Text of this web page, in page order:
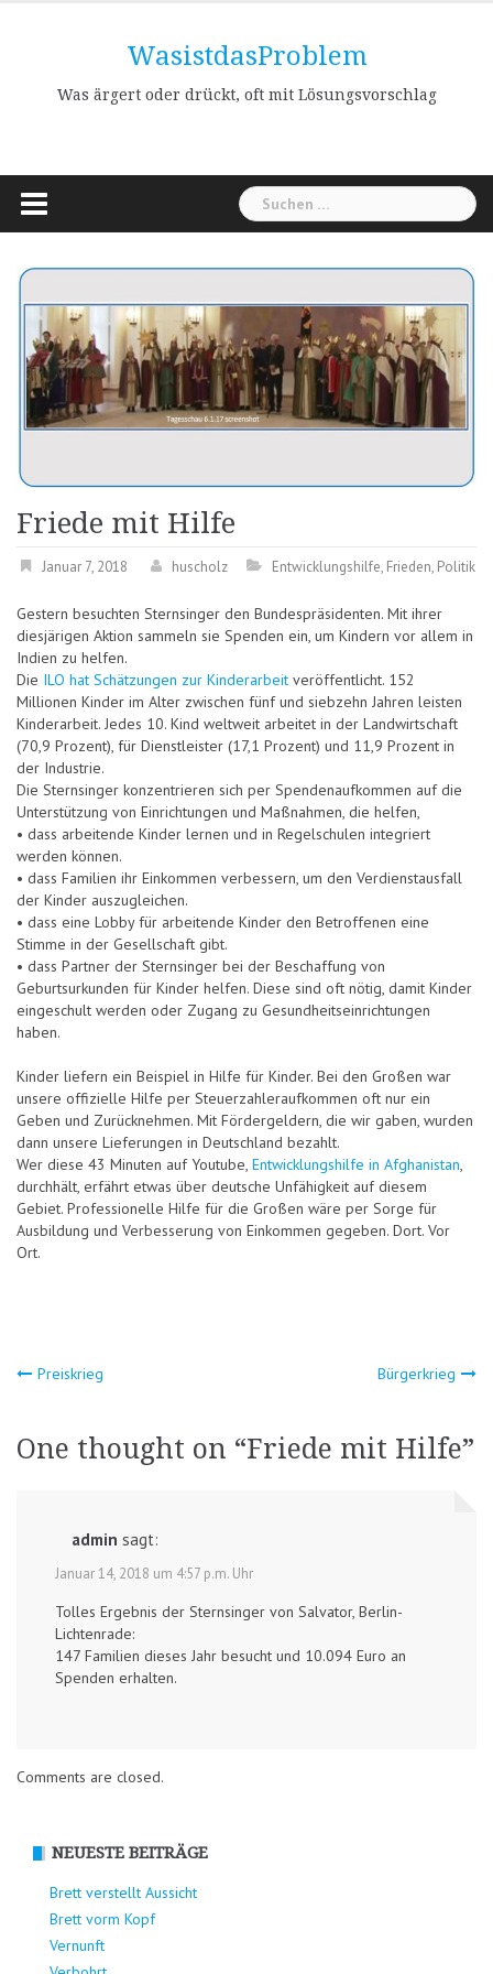
WasistdasProblem
Was ärgert oder drückt, oft mit Lösungsvorschlag
Suchen
nach:
Friede mit Hilfe
Januar 7, 2018 huscholz Entwicklungshilfe, Frieden, Politik
Gestern besuchten Sternsinger den Bundespräsidenten. Mit ihrer
diesjärigen Aktion sammeln sie Spenden ein, um Kindern vor allem in
Indien zu helfen.
Die ILO hat Schätzungen zur Kinderarbeit veröffentlicht. 152
Millionen Kinder im Alter zwischen fünf und siebzehn Jahren leisten
Kinderarbeit. Jedes 10. Kind weltweit arbeitet in der Landwirtschaft
(70,9 Prozent), für Dienstleister (17,1 Prozent) und 11,9 Prozent in
der Industrie.
Die Sternsinger konzentrieren sich per Spendenaufkommen auf die
Unterstützung von Einrichtungen und Maßnahmen, die helfen,
• dass arbeitende Kinder lernen und in Regelschulen integriert
werden können.
• dass Familien ihr Einkommen verbessern, um den Verdienstausfall
der Kinder auszugleichen.
• dass eine Lobby für arbeitende Kinder den Betroffenen eine
Stimme in der Gesellschaft gibt.
• dass Partner der Sternsinger bei der Beschaffung von
Geburtsurkunden für Kinder helfen. Diese sind oft nötig, damit Kinder
eingeschult werden oder Zugang zu Gesundheitseinrichtungen
haben.
Kinder liefern ein Beispiel in Hilfe für Kinder. Bei den Großen war
unsere offizielle Hilfe per Steuerzahleraufkommen oft nur ein
Geben und Zurücknehmen. Mit Fördergeldern, die wir gaben, wurden
dann unsere Lieferungen in Deutschland bezahlt.
Wer diese 43 Minuten auf Youtube, Entwicklungshilfe in Afghanistan,
durchhält, erfährt etwas über deutsche Unfähigkeit auf diesem
Gebiet. Professionelle Hilfe für die Großen wäre per Sorge für
Ausbildung und Verbesserung von Einkommen gegeben. Dort. Vor
Ort.
Beitragsnavigation
Preiskrieg Bürgerkrieg
One thought on “Friede mit Hilfe”
admin sagt:
Januar 14, 2018 um 4:57 p.m. Uhr
Tolles Ergebnis der Sternsinger von Salvator, Berlin-
Lichtenrade:
147 Familien dieses Jahr besucht und 10.094 Euro an
Spenden erhalten.
Comments are closed.
NEUESTE BEITRÄGE
Brett verstellt Aussicht
Brett vorm Kopf
Vernunft